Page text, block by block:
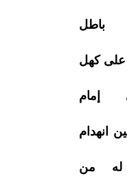
كهل
إمام
له من